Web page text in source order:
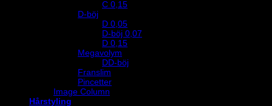
C 0,15
D-böj
D 0,05
D-böj 0,07
D 0,15
Megavolym
DD-böj
Franslim
Pincetter
Image Column
Hårstyling